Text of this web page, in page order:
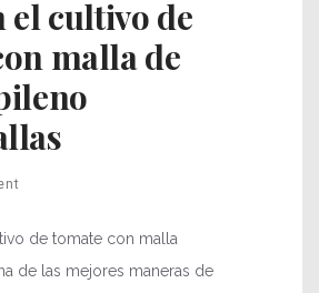
el cultivo de
malla de
de tomate con malla
de las mejores maneras de